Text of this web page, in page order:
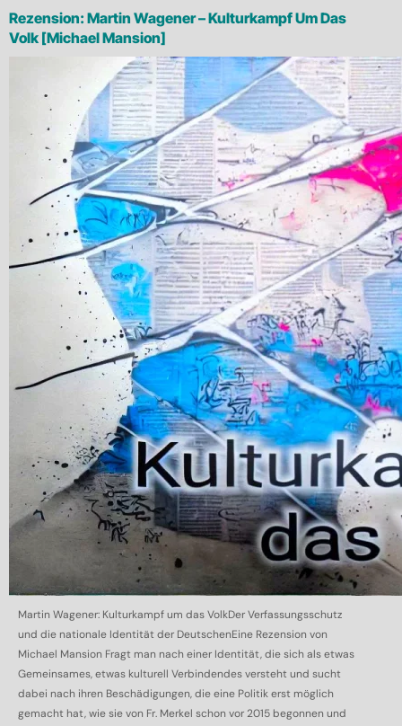
Rezension: Martin Wagener – Kulturkampf Um Das
Volk [Michael Mansion]
Martin Wagener: Kulturkampf um das VolkDer Verfassungsschutz
und die nationale Identität der DeutschenEine Rezension von
Michael Mansion Fragt man nach einer Identität, die sich als etwas
Gemeinsames, etwas kulturell Verbindendes versteht und sucht
dabei nach ihren Beschädigungen, die eine Politik erst möglich
gemacht hat, wie sie von Fr. Merkel schon vor 2015 begonnen und